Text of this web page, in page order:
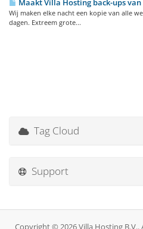
Maakt Villa Hosting back-ups
Wij maken elke nacht een kopie van alle
dagen. Extreem grote...
Tag Cloud
Support
Copyright © 2026 Villa Hosting B.V..